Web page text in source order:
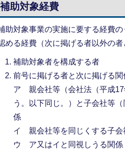
補助対象経費
助対象事業の実施に要する経費
める経費（次に掲げる者以外の
補助対象者を構成する者
前号に掲げる者と次に掲げる
ア 親会社等（会社法（平成17
う。以下同じ。）と子会社等
係
イ 親会社等を同じくする子会
ウ ア又はイと同視しうる関係